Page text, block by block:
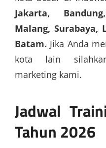
Jakarta,
Malang, Surabaya,
Batam. Jika Anda
kota lain
marketing kami.
Jadwal
Tahun 2026